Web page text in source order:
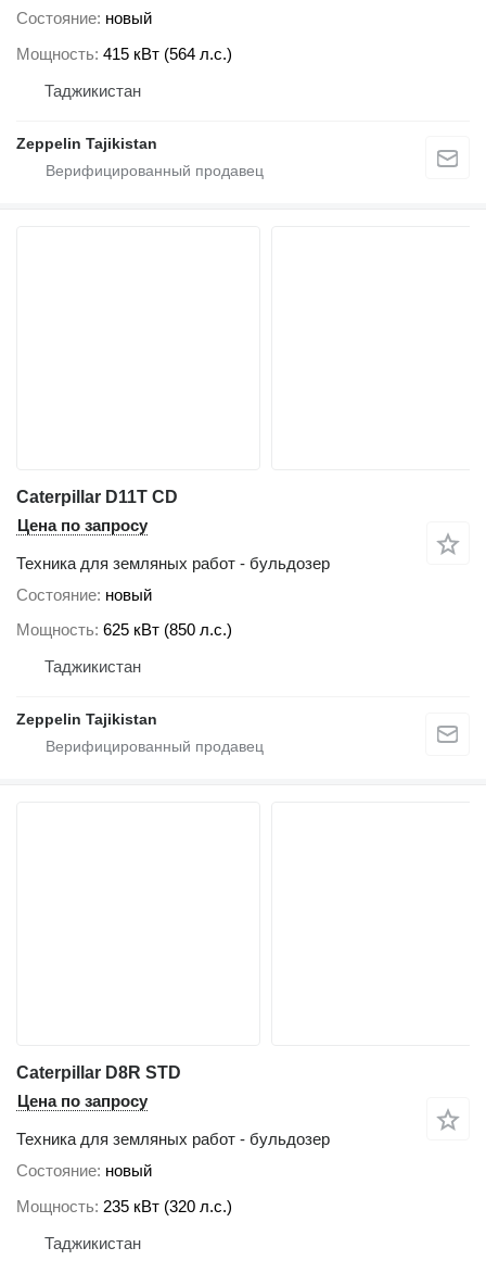
Состояние новый
Мощность 415 кВт (564 л.с.)
Таджикистан
Zeppelin Tajikistan
Caterpillar D11T CD
Цена по запросу
Техника для земляных работ - бульдозер
Состояние новый
Мощность 625 кВт (850 л.с.)
Таджикистан
Zeppelin Tajikistan
Caterpillar D8R STD
Цена по запросу
Техника для земляных работ - бульдозер
Состояние новый
Мощность 235 кВт (320 л.с.)
Таджикистан